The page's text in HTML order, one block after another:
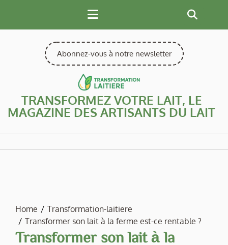
content
Abonnez-vous à notre newsletter
TRANSFORMEZ VOTRE LAIT, LE
MAGAZINE DES ARTISANTS DU LAIT
Home
Transformation-laitiere
Transformer son lait à la ferme est-ce rentable ?
Transformer son lait à la